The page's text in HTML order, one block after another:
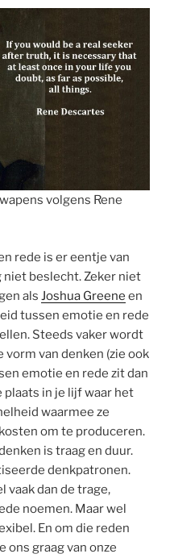
volgens Rene
rede is er eentje van
niet beslecht. Zeker niet
als Joshua Greene en
tussen emotie en rede
Steeds vaker wordt
van denken (zie ook
emotie en rede zit dan
plaats in je lijf waar het
waarmee ze
om te produceren.
is traag en duur.
denkpatronen.
vaak dan de trage,
noemen. Maar wel
En om die reden
ons graag van onze